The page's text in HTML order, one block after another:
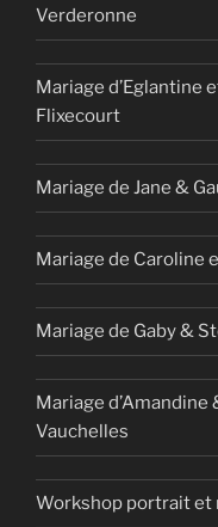
Verderonne
Mariage d’Eglantine
Flixecourt
Mariage de Jane &
Mariage de Caroline
Mariage de Gaby &
Mariage
Vauchelles
Workshop portrait et